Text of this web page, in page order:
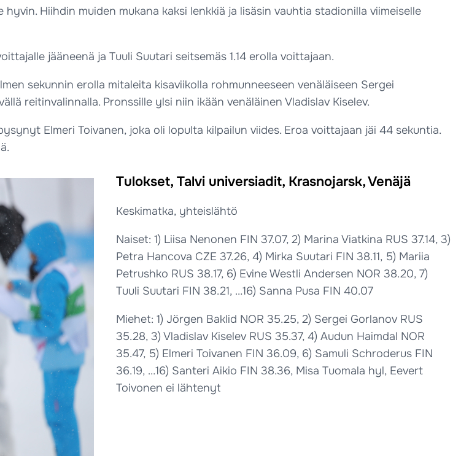
Hiihdin muiden mukana kaksi lenkkiä ja lisäsin vauhtia stadionilla viimeiselle
jääneenä ja Tuuli Suutari seitsemäs 1.14 erolla voittajaan.
sekunnin erolla mitaleita kisaviikolla rohmunneeseen venäläiseen Sergei
reitinvalinnalla. Pronssille ylsi niin ikään venäläinen Vladislav Kiselev.
Elmeri Toivanen, joka oli lopulta kilpailun viides. Eroa voittajaan jäi 44 sekuntia.
Tulokset, Talvi universiadit, Krasnojarsk, Venäjä
Keskimatka, yhteislähtö
Naiset: 1) Liisa Nenonen FIN 37.07, 2) Marina Viatkina RUS 37.14, 3)
Petra Hancova CZE 37.26, 4) Mirka Suutari FIN 38.11, 5) Mariia
Petrushko RUS 38.17, 6) Evine Westli Andersen NOR 38.20, 7)
Tuuli Suutari FIN 38.21, …16) Sanna Pusa FIN 40.07
Miehet: 1) Jörgen Baklid NOR 35.25, 2) Sergei Gorlanov RUS
35.28, 3) Vladislav Kiselev RUS 35.37, 4) Audun Haimdal NOR
35.47, 5) Elmeri Toivanen FIN 36.09, 6) Samuli Schroderus FIN
36.19, …16) Santeri Aikio FIN 38.36, Misa Tuomala hyl, Eevert
Toivonen ei lähtenyt